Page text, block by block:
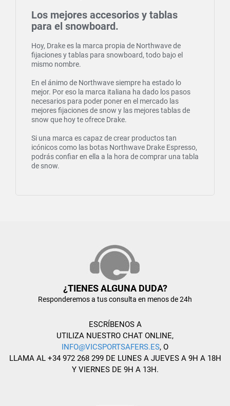
Los mejores accesorios y tablas
para el snowboard.
Hoy, Drake es la marca propia de Northwave de
fijaciones y tablas para snowboard, todo bajo el
mismo nombre.
En el ánimo de Northwave siempre ha estado lo
mejor. Por eso la marca italiana ha dado los pasos
necesarios para poder poner en el mercado las
mejores fijaciones de snow y las mejores tablas de
snow que hoy te ofrece Drake.
Si una marca es capaz de crear productos tan
icónicos como las botas Northwave Drake Espresso,
podrás confiar en ella a la hora de comprar una tabla
de snow.
¿TIENES ALGUNA DUDA?
Responderemos a tus consulta en menos de 24h
ESCRÍBENOS A
UTILIZA NUESTRO CHAT ONLINE,
INFO@VICSPORTSAFERS.ES, O
LLAMA AL +34 972 268 299 DE LUNES A JUEVES A 9H A 18H
Y VIERNES DE 9H A 13H.